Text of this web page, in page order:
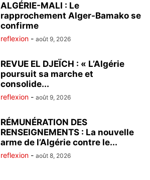
ALGÉRIE-MALI : Le
rapprochement Alger-Bamako se
confirme
reflexion - août 9, 2026
REVUE EL DJEÏCH : « L’Algérie
poursuit sa marche et
consolide...
reflexion - août 9, 2026
RÉMUNÉRATION DES
RENSEIGNEMENTS : La nouvelle
arme de l’Algérie contre le...
reflexion - août 8, 2026